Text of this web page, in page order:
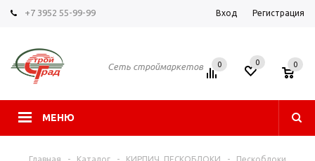
+7 3952 55-99-99 Вход Регистрация
Сеть строймаркетов
МЕНЮ
0 0 0
Главная - Каталог - КИРПИЧ, ПЕСКОБЛОКИ - Пескоблоки